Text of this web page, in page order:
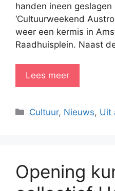
handen ineen geslagen
‘Cultuurweekend
weer een kermis in
Raadhuisplein. Naast
Lees meer
Categorieën
Cultuur, Nieuws, Uit
Opening